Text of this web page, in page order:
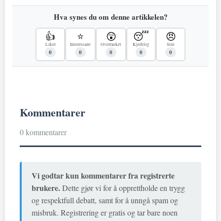
Hva synes du om denne artikkelen?
👍
Liker
0
⭐
Interessant
0
😲
Overrasket
0
😴
Kjedelig
0
😠
Sint
0
Kommentarer
0 kommentarer
Vi godtar kun kommentarer fra registrerte
brukere.Dette gjør vi for å opprettholde en trygg
og respektfull debatt, samt for å unngå spam og
misbruk. Registrering er gratis og tar bare noen